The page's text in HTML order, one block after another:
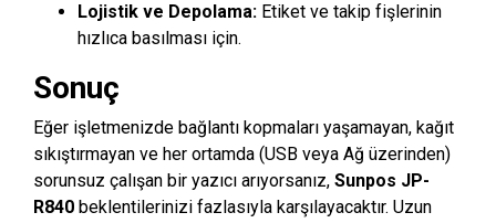
Lojistik ve Depolama: Etiket ve takip fişlerinin
hızlıca basılması için.
Sonuç
Eğer işletmenizde bağlantı kopmaları yaşamayan, kağıt
sıkıştırmayan ve her ortamda (USB veya Ağ üzerinden)
sorunsuz çalışan bir yazıcı arıyorsanız, Sunpos JP-
R840 beklentilerinizi fazlasıyla karşılayacaktır. Uzun